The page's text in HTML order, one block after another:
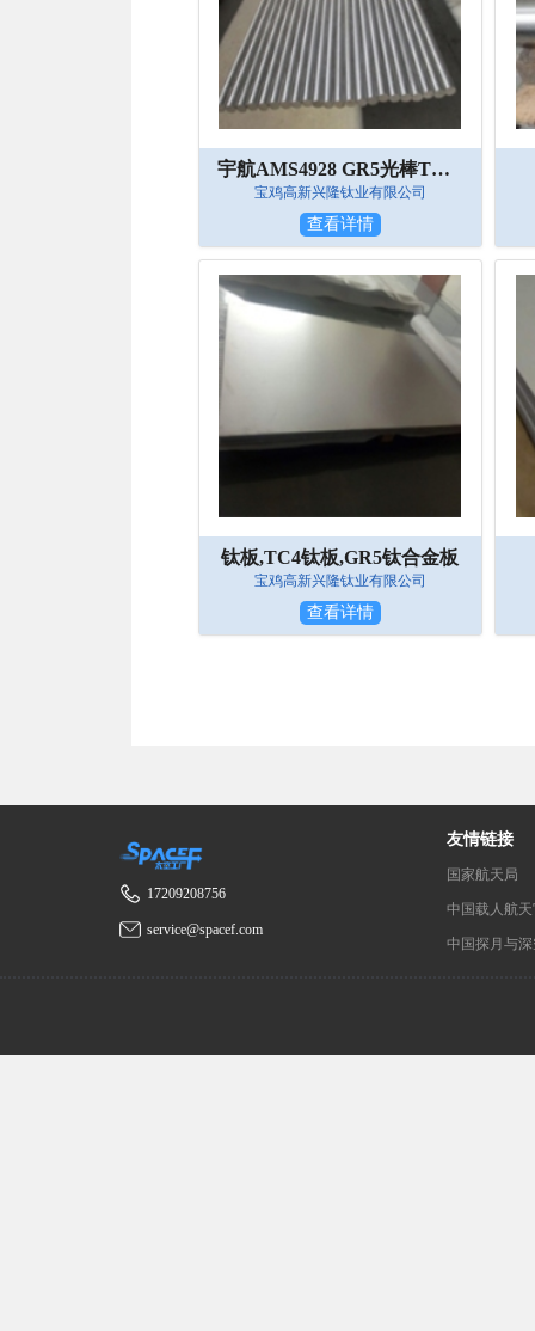
宇航AMS4928 GR5光棒TC4钛棒
宝鸡高新兴隆钛业有限公司
查看详情
钛板,TC4钛板,GR5钛合金板
宝鸡高新兴隆钛业有限公司
查看详情
17209208756
service@spacef.com
友情链接
国家航天局
中国载人航
中国探月与